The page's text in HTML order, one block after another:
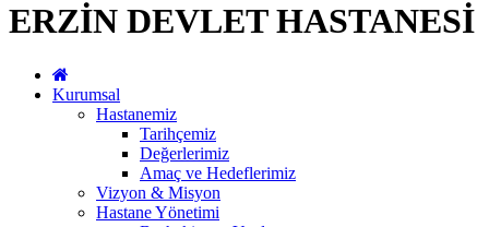
ERZİN DEVLET HASTANESİ
Kurumsal
Hastanemiz
Tarihçemiz
Değerlerimiz
Amaç ve Hedeflerimiz
Vizyon & Misyon
Hastane Yönetimi